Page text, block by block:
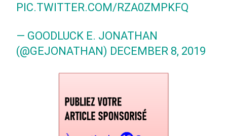
PIC.TWITTER.COM/RZA0ZMPKFQ
— GOODLUCK E. JONATHAN
(@GEJONATHAN) DECEMBER 8, 2019